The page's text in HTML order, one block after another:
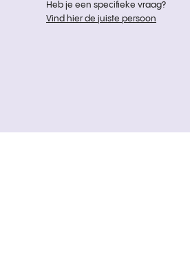
Heb je een specifieke vraag?
Vind hier de juiste persoon